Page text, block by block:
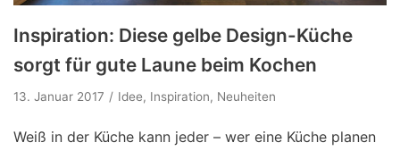
Inspiration: Diese gelbe Design-Küche
sorgt für gute Laune beim Kochen
13. Januar 2017 Idee, Inspiration, Neuheiten
Weiß in der Küche kann jeder – wer eine Küche planen